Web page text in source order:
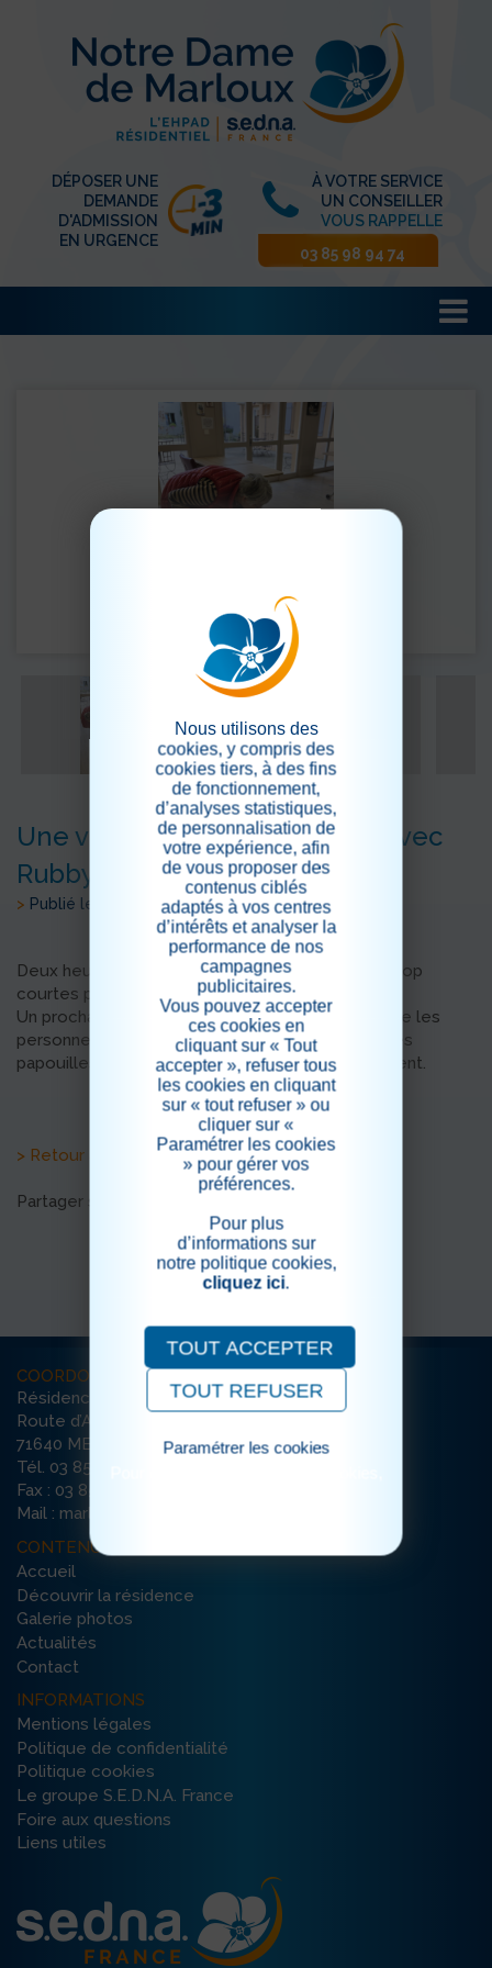
DÉPOSER UNE
DEMANDE
D'ADMISSION
EN URGENCE
À VOTRE SERVICE
UN CONSEILLER
VOUS RAPPELLE
03 85 98 94 74
Une visite pleine de douceur avec
Rubby
> Publié le 26/10/2025
Deux heures de présence, qui ont semblé bien trop
courtes pour rencontrer tout le monde…
Un prochain rendez-vous est donc prévu pour que les
personnes n’ayant pas eu la chance de lui faire des
papouilles puissent aussi profiter de ce joli moment.
> Retour aux actualités
Partager sur les réseaux sociaux
COORDONNÉES
Résidence Notre-Dame-de-Marloux
Route d’Autun
71640 MELLECEY
Tél. 03 85 98 94 74
Fax : 03 85 45 10 60
Mail : marloux-mellecey@ehpad-sedna.fr
CONTENU DU SITE
Accueil
Découvrir la résidence
Galerie photos
Actualités
Contact
INFORMATIONS
Mentions légales
Politique de confidentialité
Politique cookies
Le groupe S.E.D.N.A. France
Foire aux questions
Liens utiles
Nous utilisons des
cookies, y compris des
cookies tiers, à des fins
de fonctionnement,
d’analyses statistiques,
de personnalisation de
votre expérience, afin
de vous proposer des
contenus ciblés
adaptés à vos centres
d’intérêts et analyser la
performance de nos
campagnes
publicitaires.
Vous pouvez accepter
ces cookies en
cliquant sur « Tout
accepter », refuser tous
les cookies en cliquant
sur « tout refuser » ou
cliquer sur «
Paramétrer les cookies
» pour gérer vos
préférences.
Pour plus
d’informations sur
notre politique cookies,
cliquez ici.
TOUT ACCEPTER
TOUT REFUSER
Paramétrer les cookies